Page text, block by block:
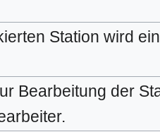
Station wird
Bearbeitung der